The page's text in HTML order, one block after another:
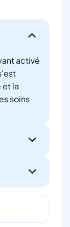
activé
et la
soins